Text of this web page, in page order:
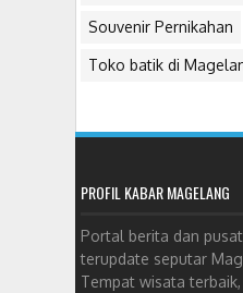
Souvenir Pernikahan
Toko batik di
PROFIL KABAR MAGELANG
Portal berita dan
terupdate seputar
Tempat wisata